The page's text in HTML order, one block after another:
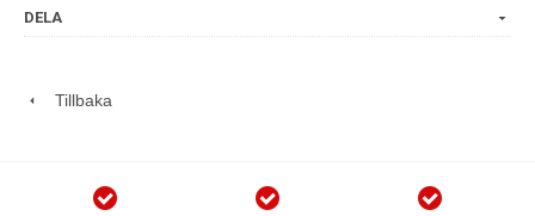
DELA
Tillbaka